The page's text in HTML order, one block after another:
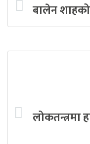
बालेन
लोकतन्त्रमा